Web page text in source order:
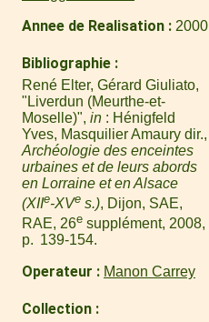
Annee de Realisation 2000
Bibliographie
René Elter, Gérard Giuliato,
"Liverdun (Meurthe-et-
Moselle)", in : Hénigfeld
Yves, Masquilier Amaury dir.,
Archéologie des enceintes
urbaines et de leurs abords
en Lorraine et en Alsace
(XIIe-XVe s.), Dijon, SAE,
RAE, 26e supplément, 2008,
p. 139-154.
Operateur Manon Carrey
Collection